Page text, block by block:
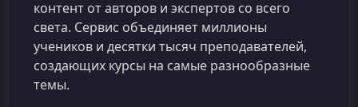
контент от авторов и экспертов со всего
света. Сервис объединяет миллионы
учеников и десятки тысяч преподавателей,
создающих курсы на самые разнообразные
темы.